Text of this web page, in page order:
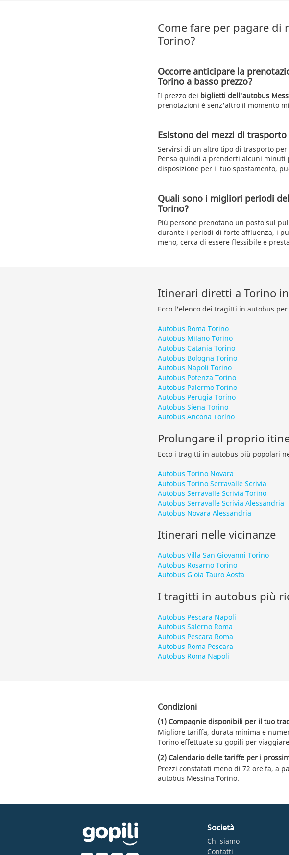
Come fare per pagare
Torino?
Occorre anticipare la
Torino a basso prezzo?
Il prezzo dei biglietti dell'autobus
prenotazioni è senz'altro il momento
Esistono dei mezzi di
Servirsi di un altro tipo di trasporto
Pensa quindi a prenderti alcuni minuti
disposizione per il tuo spostamento,
Quali sono i migliori periodi
Torino?
Più persone prenotano un posto sul
durante i periodi di forte affluenza, i
meno, cerca di essere flessibile e
Itinerari diretti a Torino
Ecco l'elenco dei tragitti in autobus per
Autobus Roma Torino
Autobus Milano Torino
Autobus Catania Torino
Autobus Bologna Torino
Autobus Napoli Torino
Autobus Potenza Torino
Autobus Palermo Torino
Autobus Perugia Torino
Autobus Siena Torino
Autobus Ancona Torino
Prolungare il proprio
Ecco i tragitti in autobus più popolari
Autobus Torino Novara
Autobus Torino Serravalle Scrivia
Autobus Serravalle Scrivia Torino
Autobus Serravalle Scrivia Alessandria
Autobus Novara Alessandria
Itinerari nelle vicinanze
Autobus Villa San Giovanni Torino
Autobus Rosarno Torino
Autobus Gioia Tauro Aosta
I tragitti in autobus più
Autobus Pescara Napoli
Autobus Salerno Roma
Autobus Pescara Roma
Autobus Roma Pescara
Autobus Roma Napoli
Condizioni
(1) Compagnie disponibili per il tuo
Migliore tariffa, durata minima e
Torino effettuate su gopili per
(2) Calendario delle tariffe per i
Prezzi constatati meno di 72 ore fa, a
autobus Messina Torino.
Società
Chi siamo
Contatti